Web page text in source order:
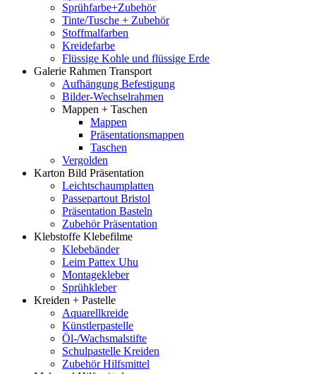
Sprühfarbe+Zubehör
Tinte/Tusche + Zubehör
Stoffmalfarben
Kreidefarbe
Flüssige Kohle und flüssige Erde
Galerie Rahmen Transport
Aufhängung Befestigung
Bilder-Wechselrahmen
Mappen + Taschen
Mappen
Präsentationsmappen
Taschen
Vergolden
Karton Bild Präsentation
Leichtschaumplatten
Passepartout Bristol
Präsentation Basteln
Zubehör Präsentation
Klebstoffe Klebefilme
Klebebänder
Leim Pattex Uhu
Montagekleber
Sprühkleber
Kreiden + Pastelle
Aquarellkreide
Künstlerpastelle
Öl-/Wachsmalstifte
Schulpastelle Kreiden
Zubehör Hilfsmittel